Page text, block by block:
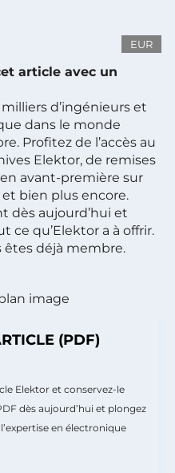
EUR
article avec un
d’ingénieurs et
dans le monde
Profitez de l’accès au
Elektor, de remises
avant-première sur
bien plus encore.
dès aujourd’hui et
ce qu’Elektor a à offrir.
êtes déjà membre.
(PDF)
Elektor et conservez-le
dès aujourd’hui et plongez
en électronique